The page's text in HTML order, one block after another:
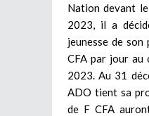
Nation devant
2023, il a
jeunesse de son
CFA par jour au
2023. Au 31
ADO tient sa
de F CFA